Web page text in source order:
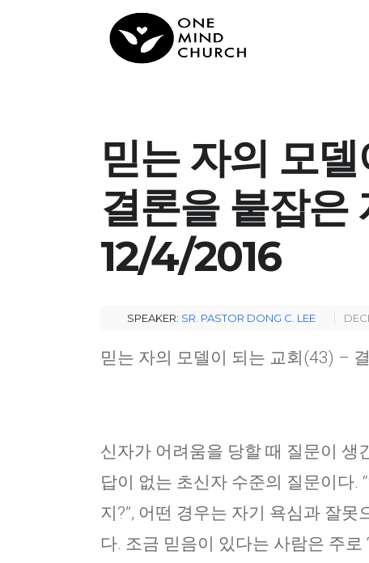
믿는 자의 모
결론을 붙잡은
12/4/2016
SPEAKER: SR. PASTOR DONG C. LEE
믿는 자의 모델이 되는 교회 (43) –
신자가 어려움을 당할 때 질문이 생
답이 없는 초신자 수준의 질문이다.
지?”, 어떤 경우는 자기 욕심과 잘
다. 조금 믿음이 있다는 사람은 주로